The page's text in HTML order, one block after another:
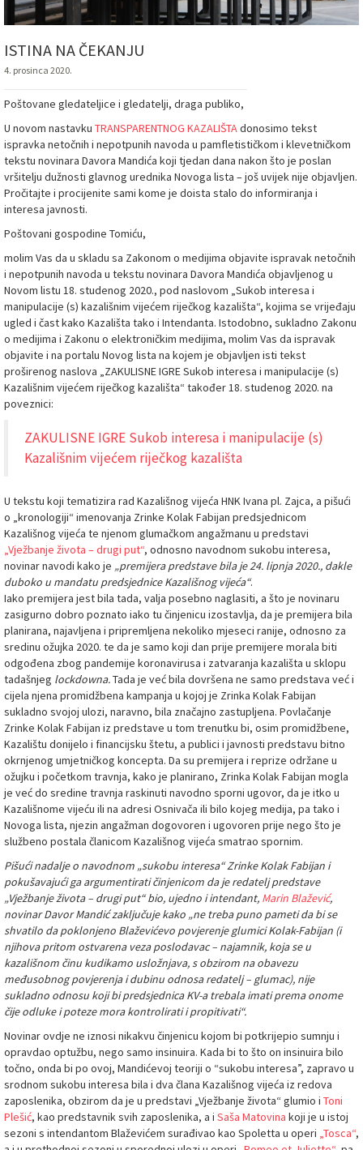
ISTINA NA ČEKANJU
4. prosinca 2020.
Poštovane gledateljice i gledatelji, draga publiko,
U novom nastavku TRANSPARENTNOG KAZALIŠTA donosimo tekst
ispravka netočnih i nepotpunih navoda u pamfletističkom i klevetničkom
tekstu novinara Davora Mandića koji tjedan dana nakon što je poslan
vršitelju dužnosti glavnog urednika Novoga lista – još uvijek nije objavljen.
Pročitajte i procijenite sami kome je doista stalo do informiranja i
interesa javnosti.
Poštovani gospodine Tomiću,
molim Vas da u skladu sa Zakonom o medijima objavite ispravak netočnih
i nepotpunih navoda u tekstu novinara Davora Mandića objavljenog u
Novom listu 18. studenog 2020., pod naslovom „Sukob interesa i
manipulacije (s) kazališnim vijećem riječkog kazališta“, kojima se vrijeđaju
ugled i čast kako Kazališta tako i Intendanta. Istodobno, sukladno Zakonu
o medijima i Zakonu o elektroničkim medijima, molim Vas da ispravak
objavite i na portalu Novog lista na kojem je objavljen isti tekst
proširenog naslova „ZAKULISNE IGRE Sukob interesa i manipulacije (s)
Kazališnim vijećem riječkog kazališta“ također 18. studenog 2020. na
poveznici:
ZAKULISNE IGRE Sukob interesa i manipulacije (s)
Kazališnim vijećem riječkog kazališta
U tekstu koji tematizira rad Kazališnog vijeća HNK Ivana pl. Zajca, a pišući
o „kronologiji“ imenovanja Zrinke Kolak Fabijan predsjednicom
Kazališnog vijeća te njenom glumačkom angažmanu u predstavi
„Vježbanje života – drugi put“, odnosno navodnom sukobu interesa,
novinar navodi kako je „premijera predstave bila je 24. lipnja 2020., dakle
duboko u mandatu predsjednice Kazališnog vijeća“.
Iako premijera jest bila tada, valja posebno naglasiti, a što je novinaru
zasigurno dobro poznato iako tu činjenicu izostavlja, da je premijera bila
planirana, najavljena i pripremljena nekoliko mjeseci ranije, odnosno za
sredinu ožujka 2020. te da je samo koji dan prije premijere morala biti
odgođena zbog pandemije koronavirusa i zatvaranja kazališta u sklopu
tadašnjeg lockdowna.Tada je već bila dovršena ne samo predstava već i
cijela njena promidžbena kampanja u kojoj je Zrinka Kolak Fabijan
sukladno svojoj ulozi, naravno, bila značajno zastupljena. Povlačanje
Zrinke Kolak Fabijan iz predstave u tom trenutku bi, osim promidžbene,
Kazalištu donijelo i financijsku štetu, a publici i javnosti predstavu bitno
okrnjenog umjetničkog koncepta. Da su premijera i reprize održane u
ožujku i početkom travnja, kako je planirano, Zrinka Kolak Fabijan mogla
je već do sredine travnja raskinuti navodno sporni ugovor, da je itko u
Kazališnome vijeću ili na adresi Osnivača ili bilo kojeg medija, pa tako i
Novoga lista, njezin angažman dogovoren i ugovoren prije nego što je
službeno postala članicom Kazališnog vijeća smatrao spornim.
Pišući nadalje o navodnom „sukobu interesa“ Zrinke Kolak Fabijan i
pokušavajući ga argumentirati činjenicom da je redatelj predstave
„Vježbanje života – drugi put“ bio, ujedno i intendant, Marin Blažević,
novinar Davor Mandić zaključuje kako „ne treba puno pameti da bi se
shvatilo da poklonjeno Blaževićevo povjerenje glumici Kolak-Fabijan (i
njihova pritom ostvarena veza poslodavac – najamnik, koja se u
kazališnom činu kudikamo usložnjava, s obzirom na obavezu
međusobnog povjerenja i dubinu odnosa redatelj – glumac), nije
sukladno odnosu koji bi predsjednica KV-a trebala imati prema onome
čije odluke i poteze mora kontrolirati i propitivati“.
Novinar ovdje ne iznosi nikakvu činjenicu kojom bi potkrijepio sumnju i
opravdao optužbu, nego samo insinuira. Kada bi to što on insinuira bilo
točno, onda bi po ovoj, Mandićevoj teoriji o “sukobu interesa”, zapravo u
srodnom sukobu interesa bila i dva člana Kazališnog vijeća iz redova
zaposlenika, obzirom da je u predstavi „Vježbanje života“ glumio i Toni
Plešić, kao predstavnik svih zaposlenika, a i Saša Matovina koji je u istoj
sezoni s intendantom Blaževićem surađivao kao Spoletta u operi „Tosca“,